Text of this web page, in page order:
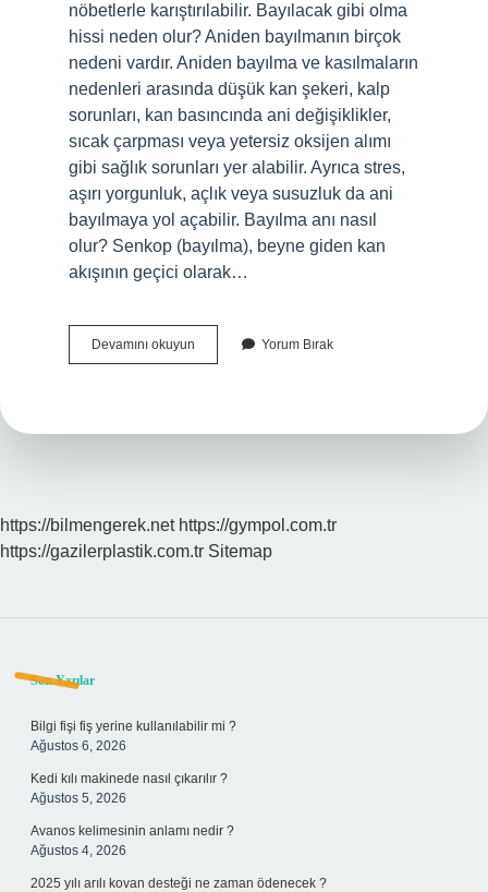
nöbetlerle karıştırılabilir. Bayılacak gibi olma
hissi neden olur? Aniden bayılmanın birçok
nedeni vardır. Aniden bayılma ve kasılmaların
nedenleri arasında düşük kan şekeri, kalp
sorunları, kan basıncında ani değişiklikler,
sıcak çarpması veya yetersiz oksijen alımı
gibi sağlık sorunları yer alabilir. Ayrıca stres,
aşırı yorgunluk, açlık veya susuzluk da ani
bayılmaya yol açabilir. Bayılma anı nasıl
olur? Senkop (bayılma), beyne giden kan
akışının geçici olarak…
Devamını okuyun Bayılmadan
Önce
Yorum Bırak
https://bilmengerek.net https://gympol.com.tr
https://gazilerplastik.com.tr Sitemap
Sidebar
Son Yazılar
Bilgi fişi fiş yerine kullanılabilir mi ?
Ağustos 6, 2026
Kedi kılı makinede nasıl çıkarılır ?
Ağustos 5, 2026
Avanos kelimesinin anlamı nedir ?
Ağustos 4, 2026
2025 yılı arılı kovan desteği ne zaman ödenecek ?